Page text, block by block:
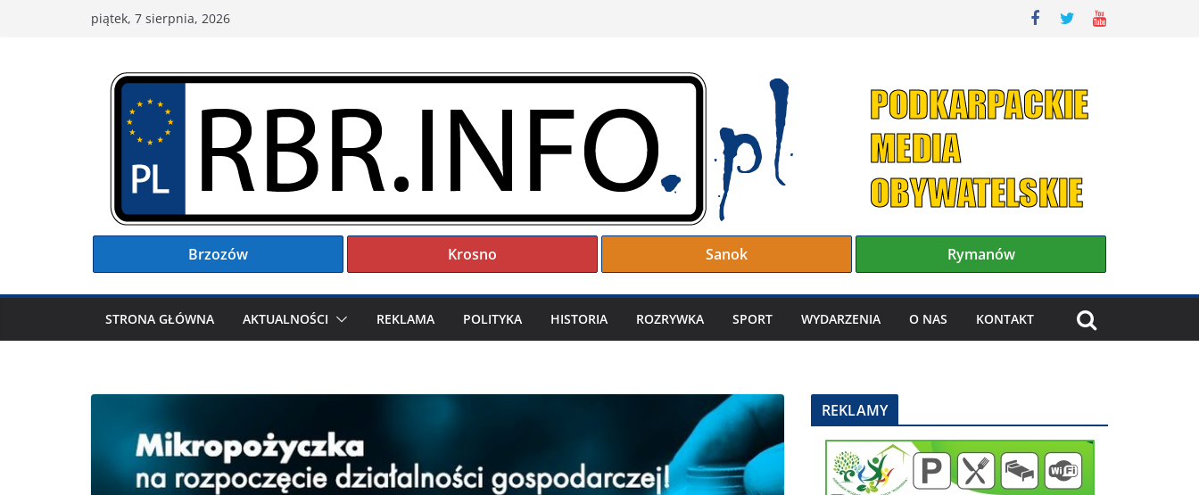
piątek, 7 sierpnia, 2026
Brzozów Krosno Sanok Rymanów
STRONA GŁÓWNA AKTUALNOŚCI REKLAMA POLITYKA HISTORIA ROZRYWKA SPORT WYDARZENIA O NAS KONTAKT
REKLAMY